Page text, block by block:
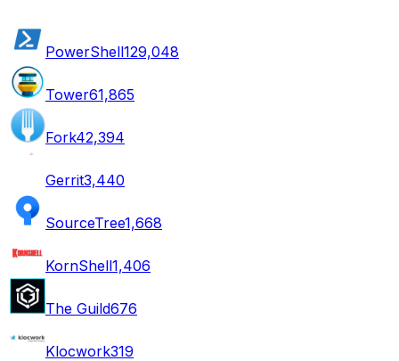
PowerShell129,048
Tower61,865
Fork42,394
Gerrit3,440
SourceTree1,668
KornShell1,406
The Guild676
Klocwork319